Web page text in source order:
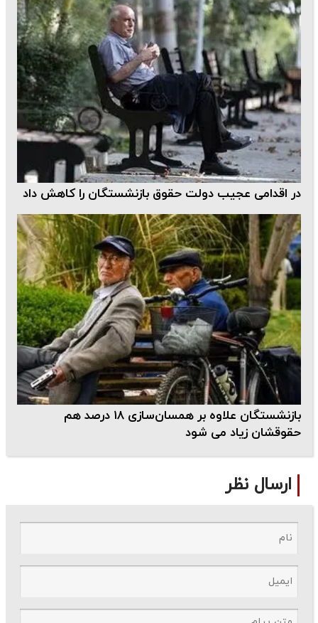
در اقدامی عجیب دولت حقوق بازنشستگان را کاهش داد
بازنشستگان علاوه بر همسان‌سازی ۱۸ درصد هم
حقوقشان زیاد می شود
ارسال نظر